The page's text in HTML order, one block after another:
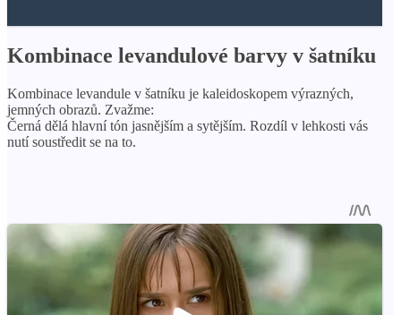
Kombinace levandulové barvy v šatníku
Kombinace levandule v šatníku je kaleidoskopem výrazných,
jemných obrazů. Zvažme:
Černá dělá hlavní tón jasnějším a sytějším. Rozdíl v lehkosti vás
nutí soustředit se na to.